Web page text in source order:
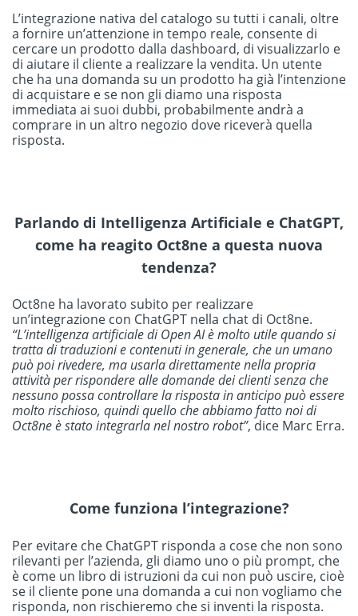
L’integrazione nativa del catalogo su tutti i canali, oltre
a fornire un’attenzione in tempo reale, consente di
cercare un prodotto dalla dashboard, di visualizzarlo e
di aiutare il cliente a realizzare la vendita. Un utente
che ha una domanda su un prodotto ha già l’intenzione
di acquistare e se non gli diamo una risposta
immediata ai suoi dubbi, probabilmente andrà a
comprare in un altro negozio dove riceverà quella
risposta.
Parlando di Intelligenza Artificiale e ChatGPT,
come ha reagito Oct8ne a questa nuova
tendenza?
Oct8ne ha lavorato subito per realizzare
un’integrazione con ChatGPT nella chat di Oct8ne.
“L’intelligenza artificiale di Open AI è molto utile quando si
tratta di traduzioni e contenuti in generale, che un umano
può poi rivedere, ma usarla direttamente nella propria
attività per rispondere alle domande dei clienti senza che
nessuno possa controllare la risposta in anticipo può essere
molto rischioso, quindi quello che abbiamo fatto noi di
Oct8ne è stato integrarla nel nostro robot”, dice Marc Erra.
Come funziona l’integrazione?
Per evitare che ChatGPT risponda a cose che non sono
rilevanti per l’azienda, gli diamo uno o più prompt, che
è come un libro di istruzioni da cui non può uscire, cioè
se il cliente pone una domanda a cui non vogliamo che
risponda, non rischieremo che si inventi la risposta.